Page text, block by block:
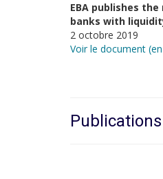
EBA publishes
banks with
2 octobre 2019
Voir le document